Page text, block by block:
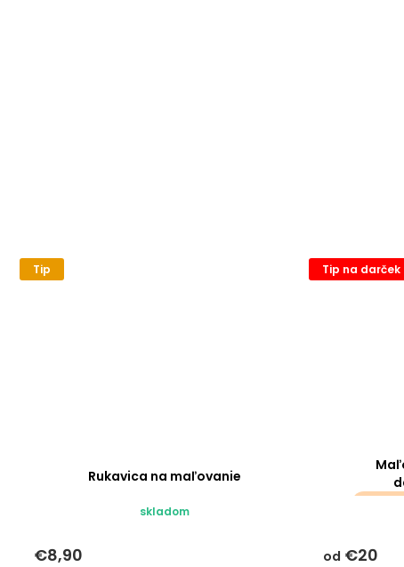
Tip
Rukavica na maľovanie
skladom
€8,90
Tip na darček
od €20